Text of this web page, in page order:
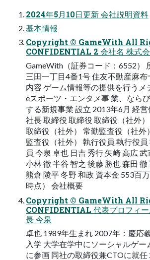
2024年5月10日更新 会社説明資料
基本情報
Copyright © GameWith All
CONFIDENTIAL 2 会社名 株式
GameWith（証券コード：6552）
三田一丁目4番1号 住友不動産麻
内容 ゲーム情報等の提供を行うメ
eスポーツ・エンタメ事 業、なら
する新規事業 設立 2013年6月 経
社長 取締役 取締役 取締役（社外）
取締役（社外） 常勤監査役（社外
監査役（社外） 執行役員 執行役
員 今泉 卓也 日吉 秀行 矢崎 高広
小林 徹 半谷 智之 後藤 勝也 森田
熊倉 陵平 冬野 和政 資本金 553百
時点） 会社概要
Copyright © GameWith All
CONFIDENTIAL 代表プロフィー
長 今泉
卓也 1989年生まれ 2007年：慶応
入学 大学在学中にソーシャルゲ
に参画 同社の取締役兼CTOに就